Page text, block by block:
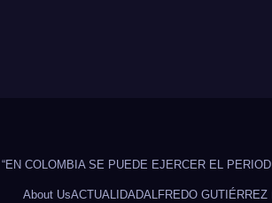
“EN COLOMBIA SE PUEDE EJERCER EL
About UsACTUALIDADALFREDO